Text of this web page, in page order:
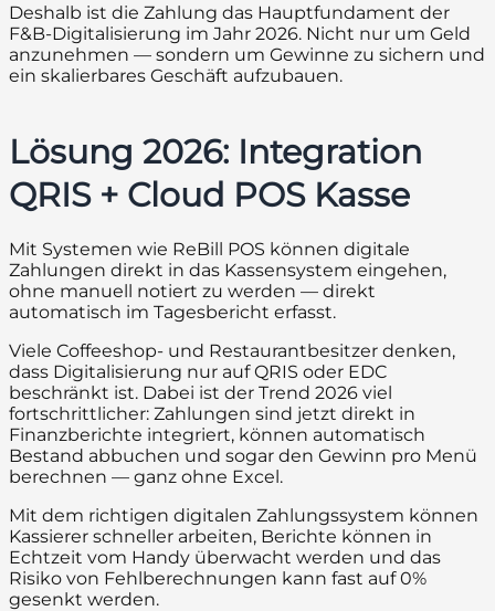
Deshalb ist die Zahlung das Hauptfundament der
F&B-Digitalisierung im Jahr 2026. Nicht nur um Geld
anzunehmen — sondern um Gewinne zu sichern und
ein skalierbares Geschäft aufzubauen.
Lösung 2026: Integration
QRIS + Cloud POS Kasse
Mit Systemen wie ReBill POS können digitale
Zahlungen direkt in das Kassensystem eingehen,
ohne manuell notiert zu werden — direkt
automatisch im Tagesbericht erfasst.
Viele Coffeeshop- und Restaurantbesitzer denken,
dass Digitalisierung nur auf QRIS oder EDC
beschränkt ist. Dabei ist der Trend 2026 viel
fortschrittlicher: Zahlungen sind jetzt direkt in
Finanzberichte integriert, können automatisch
Bestand abbuchen und sogar den Gewinn pro Menü
berechnen — ganz ohne Excel.
Mit dem richtigen digitalen Zahlungssystem können
Kassierer schneller arbeiten, Berichte können in
Echtzeit vom Handy überwacht werden und das
Risiko von Fehlberechnungen kann fast auf 0%
gesenkt werden.